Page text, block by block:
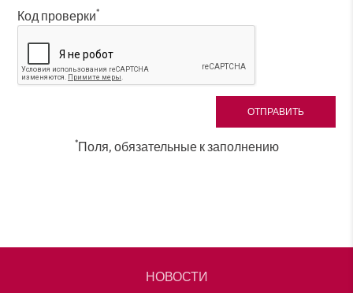
Код проверки*
*Поля, обязательные к заполнению
НОВОСТИ